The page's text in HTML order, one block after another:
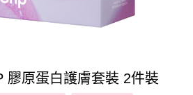
膠原蛋白護膚套裝 2件裝